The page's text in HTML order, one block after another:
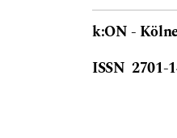
k:ON -
ISSN 2701-